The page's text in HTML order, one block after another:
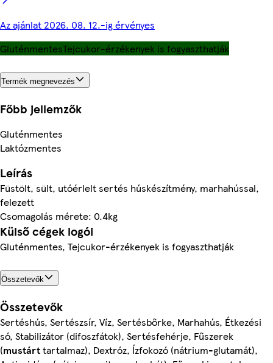
Az ajánlat 2026. 08. 12.-ig érvényes
GluténmentesTejcukor-érzékenyek is fogyaszthatják
Termék megnevezés
Főbb jellemzők
Gluténmentes
Laktózmentes
Leírás
Füstölt, sült, utóérlelt sertés húskészítmény, marhahússal,
felezett
Csomagolás mérete: 0.4kg
Külső cégek logói
Gluténmentes, Tejcukor-érzékenyek is fogyaszthatják
Összetevők
Összetevők
Sertéshús, Sertészsír, Víz, Sertésbőrke, Marhahús, Étkezési
só, Stabilizátor (difoszfátok), Sertésfehérje, Fűszerek
(mustárttartalmaz), Dextróz, Ízfokozó (nátrium-glutamát),